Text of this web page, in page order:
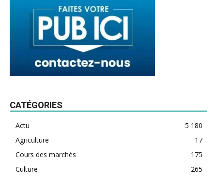
CATÉGORIES
Actu
5 180
Agriculture
17
Cours des marchés
175
Culture
265